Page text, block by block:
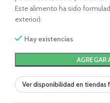
Este alimento ha sido
exterior).
Hay existencias
AGREGAR
Ver disponibilidad en tiendas